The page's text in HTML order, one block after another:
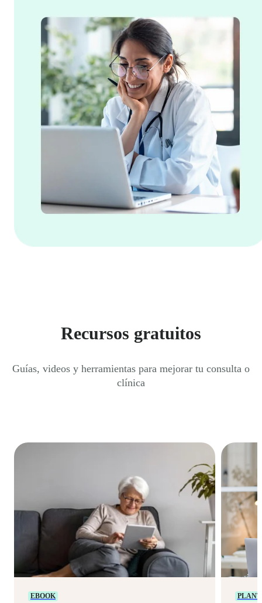
Recursos gratuitos
Guías, videos y herramientas para mejorar tu consulta o
clínica
EBOOK